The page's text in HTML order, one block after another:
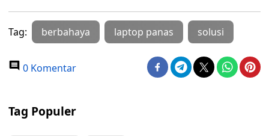
Tag: berbahaya laptop panas solusi
0 Komentar
Tag Populer